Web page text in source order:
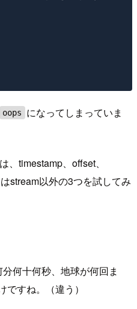
oops
になってしまっていま
、timestamp、offset、
stream以外の3つを試してみ
何十何秒、地球が何回ま
すね。（違う）